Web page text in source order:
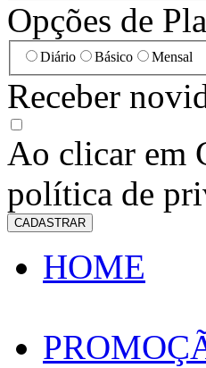
Opções de
Diário Básico Mensal
Receber
Ao clicar em
política de
CADASTRAR
HOME